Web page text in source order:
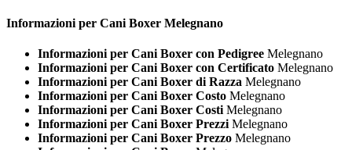
Informazioni per Cani Boxer Melegnano
Informazioni per Cani Boxer con Pedigree Melegnano
Informazioni per Cani Boxer con Certificato Melegnano
Informazioni per Cani Boxer di Razza Melegnano
Informazioni per Cani Boxer Costo Melegnano
Informazioni per Cani Boxer CostiMelegnano
Informazioni per Cani Boxer PrezziMelegnano
Informazioni per Cani Boxer Prezzo Melegnano